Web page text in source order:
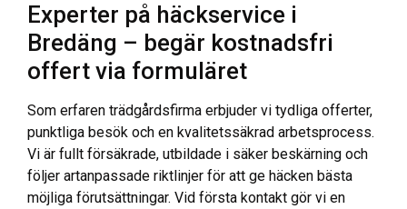
Experter på häckservice i
Bredäng – begär kostnadsfri
offert via formuläret
Som erfaren trädgårdsfirma erbjuder vi tydliga offerter,
punktliga besök och en kvalitetssäkrad arbetsprocess.
Vi är fullt försäkrade, utbildade i säker beskärning och
följer artanpassade riktlinjer för att ge häcken bästa
möjliga förutsättningar. Vid första kontakt gör vi en